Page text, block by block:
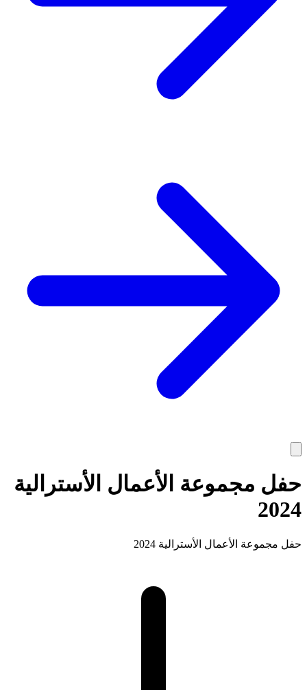
حفل مجموعة الأعمال الأسترالية
2024
حفل مجموعة الأعمال الأسترالية 2024